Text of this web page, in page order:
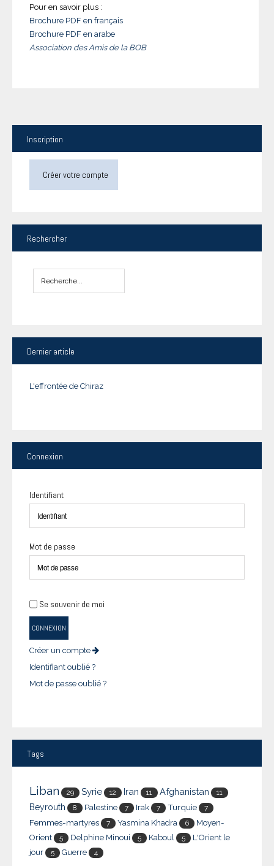
Pour en savoir plus :
Brochure PDF en français
Brochure PDF en arabe
Association des Amis de la BOB
Inscription
Créer votre compte
Rechercher
Dernier article
L'effrontée de Chiraz
Connexion
Identifiant
Mot de passe
Se souvenir de moi
CONNEXION
Créer un compte
Identifiant oublié ?
Mot de passe oublié ?
Tags
Liban 29 Syrie 12 Iran 11 Afghanistan 11
Beyrouth 8 Palestine 7 Irak 7 Turquie 7
Femmes-martyres 7 Yasmina Khadra 6
Moyen-
Orient
5 Delphine Minoui 5 Kaboul 5
L'Orient le
jour
5 Guerre 4